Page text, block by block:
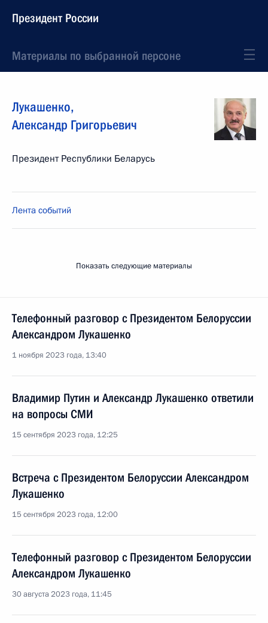
Президент России
Материалы по выбранной персоне
Лукашенко,
Александр Григорьевич
Президент Республики Беларусь
Лента событий
Показать следующие материалы
Телефонный разговор с Президентом Белоруссии
Александром Лукашенко
1 ноября 2023 года, 13:40
Владимир Путин и Александр Лукашенко ответили
на вопросы СМИ
15 сентября 2023 года, 12:25
Встреча с Президентом Белоруссии Александром
Лукашенко
15 сентября 2023 года, 12:00
Телефонный разговор с Президентом Белоруссии
Александром Лукашенко
30 августа 2023 года, 11:45